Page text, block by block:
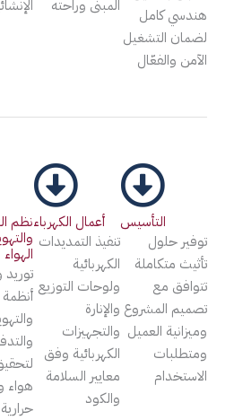
المبنى وراحته
هندسي كامل
لضمان التشغيل
الآمن والفعّال
نظم
الهواء
توريد
هواء
أعمال الكهرباء
تنفيذ التمديدات
الكهربائية
ولوحات التوزيع
والإنارة
والتجهيزات
الكهربائية وفق
معايير السلامة
والكود
التأسيس
توفير حلول
تأثيث متكاملة
تتوافق مع
تصميم المشروع
وميزانية العميل
ومتطلبات
الاستخدام